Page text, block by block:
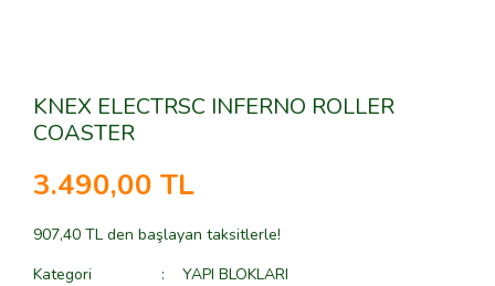
KNEX ELECTRSC INFERNO ROLLER
COASTER
3.490,00 TL
907,40 TL den başlayan taksitlerle!
Kategori
YAPI BLOKLARI